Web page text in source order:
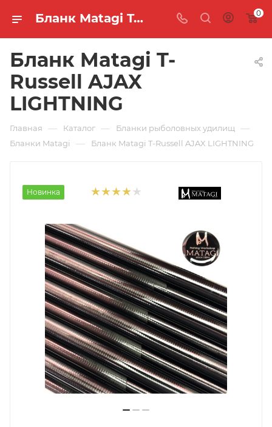
Бланк Matagi T-Russell AJAX LIGHTNING 🐟 купить по цене 20 317 руб. в интернет-магазине "MASTER FISH" 0
Бланк Matagi T-
Russell AJAX
LIGHTNING
Главная — Каталог — Бланки рыболовных удилищ —
Бланки Matagi — Бланк Matagi T-Russell AJAX LIGHTNING
Новинка